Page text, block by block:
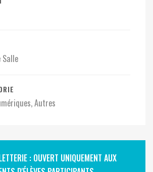
Salle
Autres
: OUVERT UNIQUEMENT AUX